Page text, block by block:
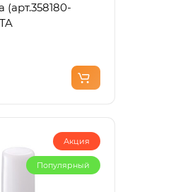
(арт.358180-
Акция
Популярный